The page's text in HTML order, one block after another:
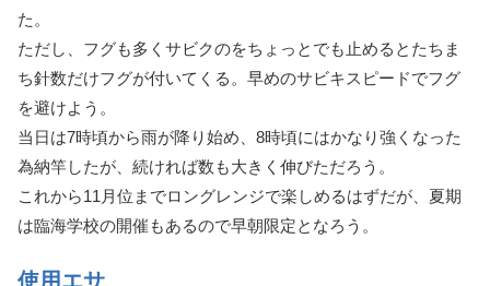
た。
ただし、フグも多くサビクのをちょっとでも止めるとたちま
ち針数だけフグが付いてくる。早めのサビキスピードでフグ
を避けよう。
当日は7時頃から雨が降り始め、8時頃にはかなり強くなった
為納竿したが、続ければ数も大きく伸びただろう。
これから11月位までロングレンジで楽しめるはずだが、夏期
は臨海学校の開催もあるので早朝限定となろう。
使用エサ